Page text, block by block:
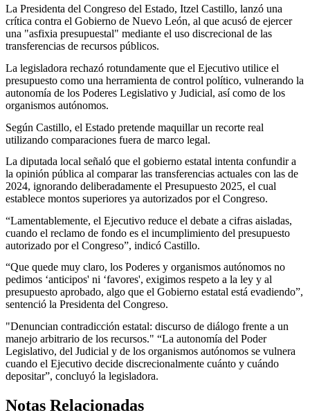
La Presidenta del Congreso del Estado, Itzel Castillo, lanzó una
crítica contra el Gobierno de Nuevo León, al que acusó de ejercer
una "asfixia presupuestal" mediante el uso discrecional de las
transferencias de recursos públicos.
La legisladora rechazó rotundamente que el Ejecutivo utilice el
presupuesto como una herramienta de control político, vulnerando la
autonomía de los Poderes Legislativo y Judicial, así como de los
organismos autónomos.
Según Castillo, el Estado pretende maquillar un recorte real
utilizando comparaciones fuera de marco legal.
La diputada local señaló que el gobierno estatal intenta confundir a
la opinión pública al comparar las transferencias actuales con las de
2024, ignorando deliberadamente el Presupuesto 2025, el cual
establece montos superiores ya autorizados por el Congreso.
“Lamentablemente, el Ejecutivo reduce el debate a cifras aisladas,
cuando el reclamo de fondo es el incumplimiento del presupuesto
autorizado por el Congreso”, indicó Castillo.
“Que quede muy claro, los Poderes y organismos autónomos no
pedimos ‘anticipos' ni ‘favores', exigimos respeto a la ley y al
presupuesto aprobado, algo que el Gobierno estatal está evadiendo”,
sentenció la Presidenta del Congreso.
"Denuncian contradicción estatal: discurso de diálogo frente a un
manejo arbitrario de los recursos." “La autonomía del Poder
Legislativo, del Judicial y de los organismos autónomos se vulnera
cuando el Ejecutivo decide discrecionalmente cuánto y cuándo
depositar”, concluyó la legisladora.
Notas Relacionadas